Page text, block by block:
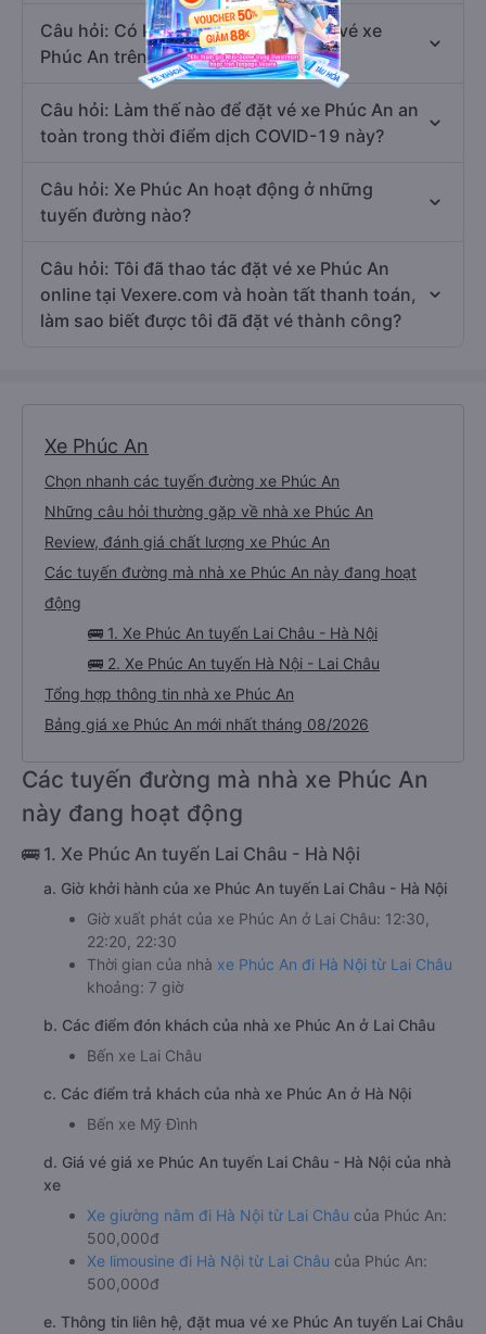
Câu hỏi: Có khuyến mãi nào khi đặt vé xe
Phúc An trên Vexere.com
Câu hỏi: Làm thế nào để đặt vé xe Phúc An an
toàn trong thời điểm dịch COVID-19 này?
Câu hỏi: Xe Phúc An hoạt động ở những
tuyến đường nào?
Câu hỏi: Tôi đã thao tác đặt vé xe Phúc An
online tại Vexere.com và hoàn tất thanh toán,
làm sao biết được tôi đã đặt vé thành công?
Xe Phúc An
Chọn nhanh các tuyến đường xe Phúc An
Những câu hỏi thường gặp về nhà xe Phúc An
Review, đánh giá chất lượng xe Phúc An
Các tuyến đường mà nhà xe Phúc An này đang hoạt
động
🚌 1. Xe Phúc An tuyến Lai Châu - Hà Nội
🚌 2. Xe Phúc An tuyến Hà Nội - Lai Châu
Tổng hợp thông tin nhà xe Phúc An
Bảng giá xe Phúc An mới nhất tháng 08/2026
Các tuyến đường mà nhà xe Phúc An
này đang hoạt động
🚌 1. Xe Phúc An tuyến Lai Châu - Hà Nội
a. Giờ khởi hành của xe Phúc An tuyến Lai Châu - Hà Nội
Giờ xuất phát của xe Phúc An ở Lai Châu: 12:30,
22:20, 22:30
Thời gian của nhà xe Phúc An đi Hà Nội từ Lai Châu
khoảng: 7 giờ
b. Các điểm đón khách của nhà xe Phúc An ở Lai Châu
Bến xe Lai Châu
c. Các điểm trả khách của nhà xe Phúc An ở Hà Nội
Bến xe Mỹ Đình
d. Giá vé giá xe Phúc An tuyến Lai Châu - Hà Nội của nhà
xe
Xe giường nằm đi Hà Nội từ Lai Châu của Phúc An:
500,000đ
Xe limousine đi Hà Nội từ Lai Châu của Phúc An:
500,000đ
e. Thông tin liên hệ, đặt mua vé xe Phúc An tuyến Lai Châu